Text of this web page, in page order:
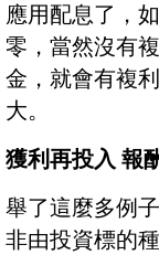
應用配息了，
零，當然沒有
金，就會有複
大。
獲利再投入 報
舉了這麼多例
非由投資標的